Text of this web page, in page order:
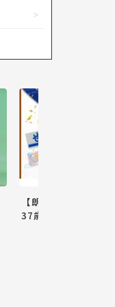
【朗報】巨人小林
37歳ww